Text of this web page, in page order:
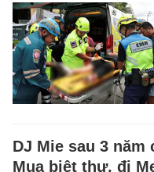
DJ Mie sau 3 năm
Mua biệt thự, đi